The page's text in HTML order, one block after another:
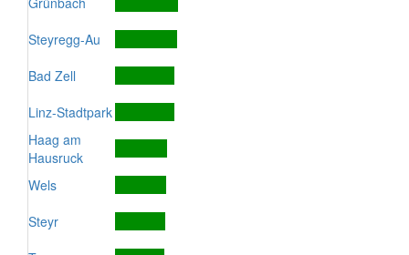
Steyregg-Au
Bad Zell
Linz-Stadtpark
Haag am
Hausruck
Wels
Steyr